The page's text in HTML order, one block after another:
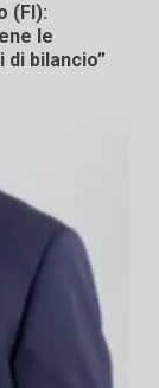
(FI):
le
bilancio”